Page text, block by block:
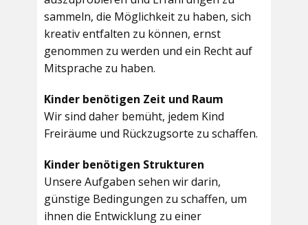
sammeln, die Möglichkeit zu haben, sich
kreativ entfalten zu können, ernst
genommen zu werden und ein Recht auf
Mitsprache zu haben.
Kinder benötigen Zeit und Raum
Wir sind daher bemüht, jedem Kind
Freiräume und Rückzugsorte zu schaffen.
Kinder benötigen Strukturen
Unsere Aufgaben sehen wir darin,
günstige Bedingungen zu schaffen, um
ihnen die Entwicklung zu einer